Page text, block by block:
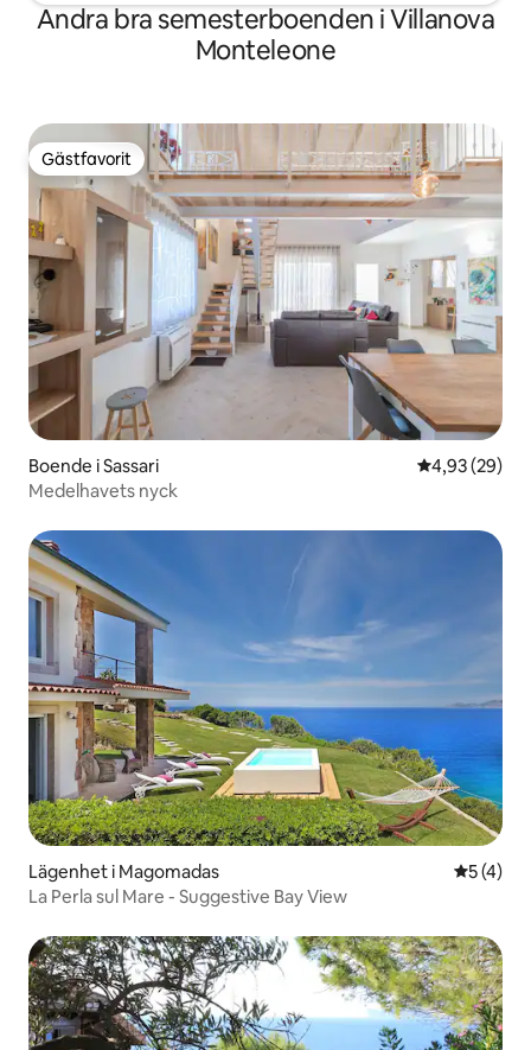
Andra bra semesterboenden i Villanova
Monteleone
Gästfavorit
Gästfavorit
Boende i Sassari 4,93 av 5 i
4,93 (29)
Medelhavets nyck
Lägenhet i Magomadas 5 av 5 i
5 (4)
La Perla sul Mare - Suggestive Bay View